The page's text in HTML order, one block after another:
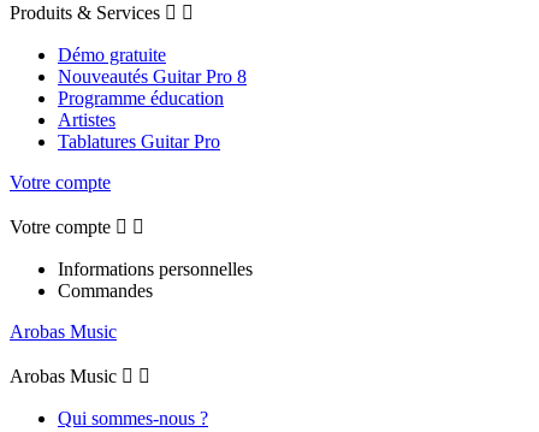
Produits & Services  
Démo gratuite
Nouveautés Guitar Pro 8
Programme éducation
Artistes
Tablatures Guitar Pro
Votre compte
Votre compte  
Informations personnelles
Commandes
Arobas Music
Arobas Music  
Qui sommes-nous ?